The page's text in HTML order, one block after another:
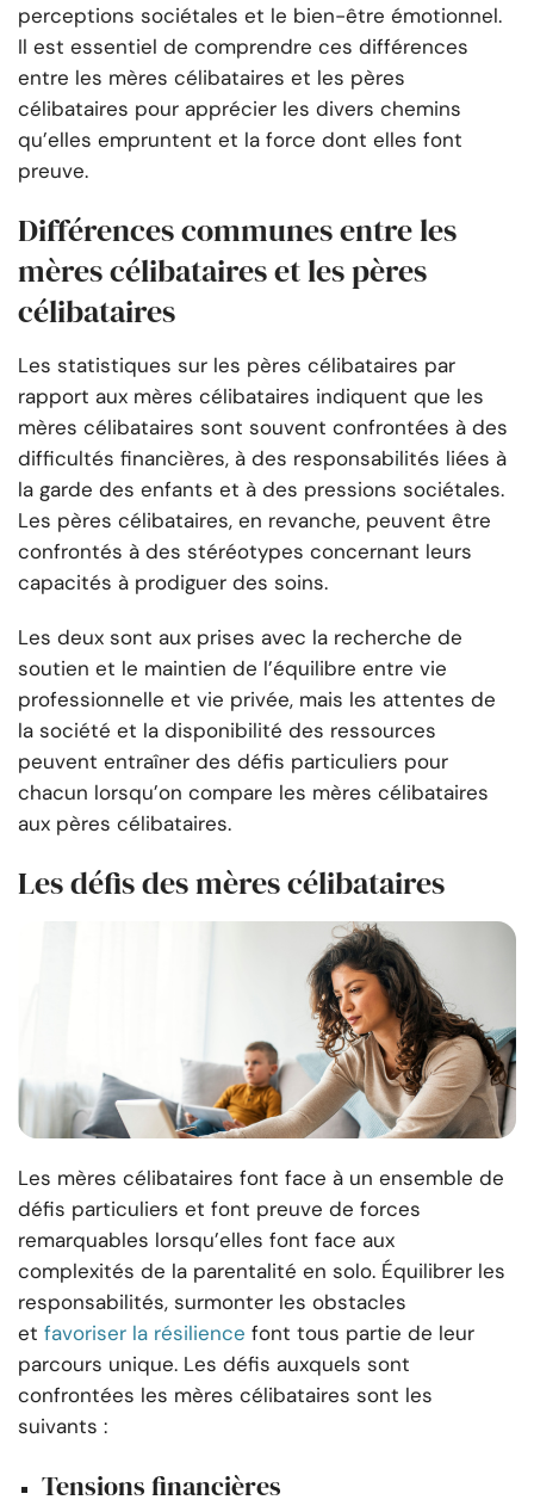
perceptions sociétales et le bien-être émotionnel.
Il est essentiel de comprendre ces différences
entre les mères célibataires et les pères
célibataires pour apprécier les divers chemins
qu’elles empruntent et la force dont elles font
preuve.
Différences communes entre les
mères célibataires et les pères
célibataires
Les statistiques sur les pères célibataires par
rapport aux mères célibataires indiquent que les
mères célibataires sont souvent confrontées à des
difficultés financières, à des responsabilités liées à
la garde des enfants et à des pressions sociétales.
Les pères célibataires, en revanche, peuvent être
confrontés à des stéréotypes concernant leurs
capacités à prodiguer des soins.
Les deux sont aux prises avec la recherche de
soutien et le maintien de l’équilibre entre vie
professionnelle et vie privée, mais les attentes de
la société et la disponibilité des ressources
peuvent entraîner des défis particuliers pour
chacun lorsqu’on compare les mères célibataires
aux pères célibataires.
Les défis des mères célibataires
Les mères célibataires font face à un ensemble de
défis particuliers et font preuve de forces
remarquables lorsqu’elles font face aux
complexités de la parentalité en solo. Équilibrer les
responsabilités, surmonter les obstacles
et favoriser la résilience font tous partie de leur
parcours unique. Les défis auxquels sont
confrontées les mères célibataires sont les
suivants :
Tensions financières